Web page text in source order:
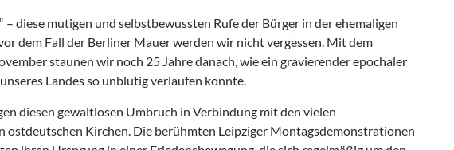
– diese mutigen und selbstbewussten Rufe der Bürger in der ehemaligen
dem Fall der Berliner Mauer werden wir nicht vergessen. Mit dem
staunen wir noch 25 Jahre danach, wie ein gravierender epochaler
Landes so unblutig verlaufen konnte.
diesen gewaltlosen Umbruch in Verbindung mit den vielen
ostdeutschen Kirchen. Die berühmten Leipziger Montagsdemonstrationen